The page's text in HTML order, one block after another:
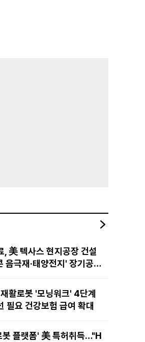
, 美 텍사스 현지공장 건설
음극재·태양전지' 장기공급
활로봇 '모닝워크' 4단계
필요 건강보험 급여 확대
봇 플랫폼' 美 특허취득…"H